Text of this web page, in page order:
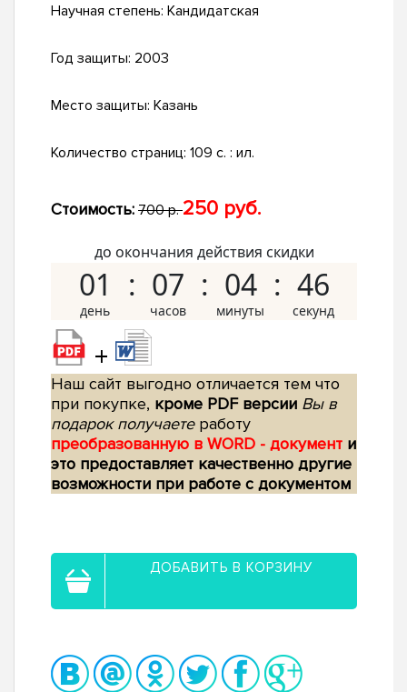
Научная степень: Кандидатская
Год защиты: 2003
Место защиты: Казань
Количество страниц: 109 с. : ил.
Стоимость: 700 р.250 руб.
до окончания действия скидки
01 07 04 45
+
Наш сайт выгодно отличается тем что
при покупке, кроме PDF версии Вы в
подарок получаетеработу
преобразованную в WORD - документ и
это предоставляет качественно другие
возможности при работе с документом
ДОБАВИТЬ В КОРЗИНУ